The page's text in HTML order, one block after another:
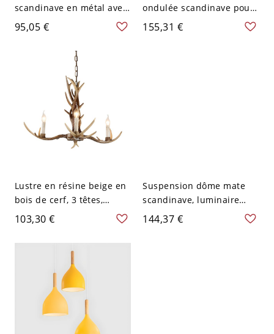
scandinave en métal avec
abat-jour réglable en
forme de bois de cerf
pour chambre ou salle de
bain - 110 V-120 V Jaune 3
95,05 €
ondulée scandinave pour
îlot avec abat-jour
citrouille givrés - 3 Beige
155,31 €
Lustre en résine beige en
bois de cerf, 3 têtes,
suspension style
campagne
103,30 €
Suspension dôme mate
scandinave, luminaire
suspendu en aluminium
avec accent en bois
144,37 €